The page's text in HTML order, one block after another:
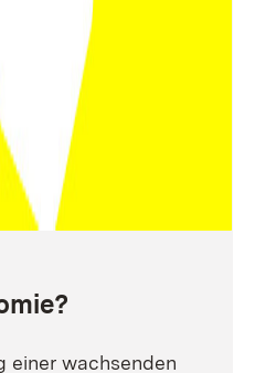
einer wachsenden